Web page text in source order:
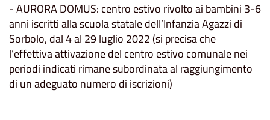
- AURORA DOMUS: centro estivo rivolto ai bambini 3-6
anni iscritti alla scuola statale dell’Infanzia Agazzi di
Sorbolo, dal 4 al 29 luglio 2022 (si precisa che
l’effettiva attivazione del centro estivo comunale nei
periodi indicati rimane subordinata al raggiungimento
di un adeguato numero di iscrizioni)